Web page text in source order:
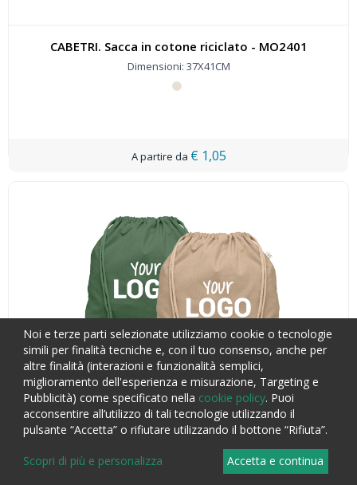
CABETRI. Sacca in cotone riciclato - MO2401
Dimensioni: 37X41CM
€ 1,05
Noi e terze parti selezionate utilizziamo cookie o tecnologie
simili per finalità tecniche e, con il tuo consenso, anche per
altre finalità (interazioni e funzionalità semplici,
miglioramento dell'esperienza e misurazione, Targeting e
Pubblicità) come specificato nella cookie policy. Puoi
acconsentire all’utilizzo di tali tecnologie utilizzando il
pulsante “Accetta” o rifiutare utilizzando il bottone “Rifiuta”.
Scopri di più e personalizza Accetta e continua